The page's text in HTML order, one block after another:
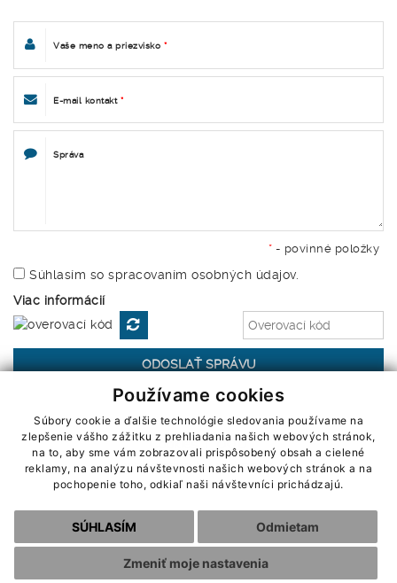
Používame cookies
Súbory cookie a ďalšie technológie sledovania používame na
zlepšenie vášho zážitku z prehliadania našich webových stránok,
na to, aby sme vám zobrazovali prispôsobený obsah a cielené
reklamy, na analýzu návštevnosti našich webových stránok a na
pochopenie toho, odkiaľ naši návštevníci prichádzajú.
SÚHLASÍM Odmietam
Zmeniť moje nastavenia
Vaše meno a priezvisko *
E-mail kontakt *
Správa
* - povinné položky
Súhlasím so spracovaním osobných údajov.
Viac informácií
Cookies|OOU
webdesign by webex.sk